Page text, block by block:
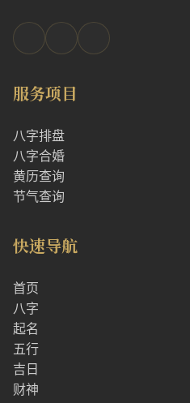
服务项目
八字排盘
八字合婚
黄历查询
节气查询
快速导航
首页
八字
起名
五行
吉日
财神